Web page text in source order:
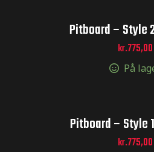
Pitboard – Style
kr.775,00
På
Pitboard – Style
kr.775,00